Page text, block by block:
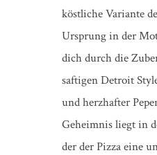
köstliche Variante
Ursprung in der
dich durch die
saftigen Detroit
und herzhafter
Geheimnis liegt in
der der Pizza eine